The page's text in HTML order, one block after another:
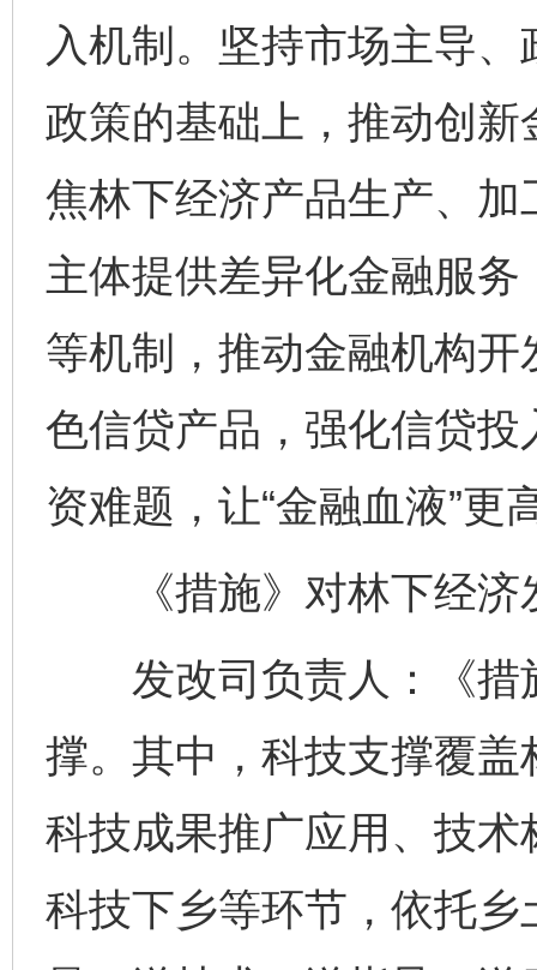
入机制。坚持市场主导
政策的基础上，推动创
焦林下经济产品生产、
主体提供差异化金融服
等机制，推动金融机构
色信贷产品，强化信贷
资难题，让“金融血液”更
《措施》对林下经济
发改司负责人：《措
撑。其中，科技支撑覆
科技成果推广应用、技
科技下乡等环节，依托